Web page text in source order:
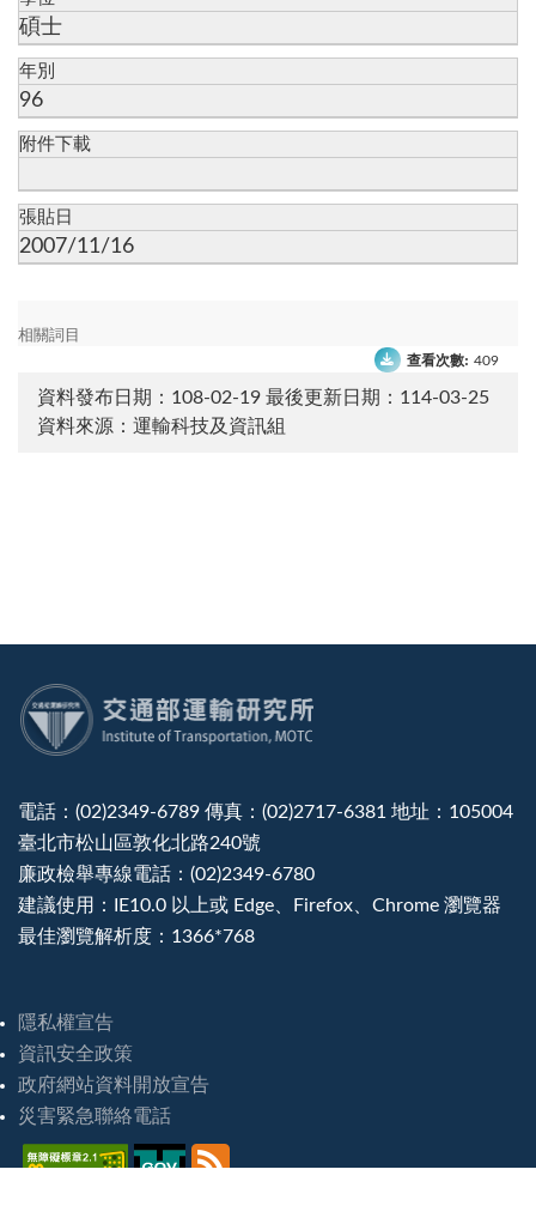
碩士
年別
96
附件下載
張貼日
2007/11/16
相關詞目
查看次數: 409
資料發布日期：108-02-19 最後更新日期：114-03-25
資料來源：運輸科技及資訊組
電話：(02)2349-6789 傳真：(02)2717-6381 地址：105004
臺北市松山區敦化北路240號
廉政檢舉專線電話：(02)2349-6780
建議使用：IE10.0 以上或 Edge、Firefox、Chrome 瀏覽器
最佳瀏覽解析度：1366*768
隱私權宣告
資訊安全政策
政府網站資料開放宣告
災害緊急聯絡電話